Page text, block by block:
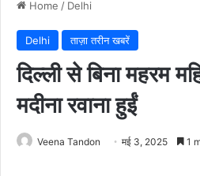
Home / Delhi
Delhi ताज़ा तरीन खबरें
दिल्ली से बिना महरम
मदीना रवाना हुईं
Veena Tandon मई 3, 2025 1